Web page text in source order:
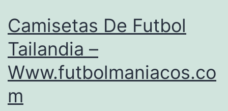
Camisetas De Futbol
Tailandia –
Www.futbolmaniacos.co
m